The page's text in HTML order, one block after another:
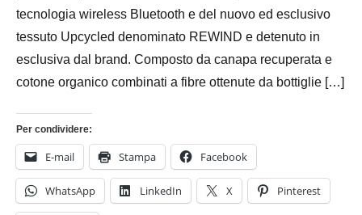
tecnologia wireless Bluetooth e del nuovo ed esclusivo
tessuto Upcycled denominato REWIND e detenuto in
esclusiva dal brand. Composto da canapa recuperata e
cotone organico combinati a fibre ottenute da bottiglie […]
Per condividere:
E-mail Stampa Facebook
WhatsApp LinkedIn X Pinterest